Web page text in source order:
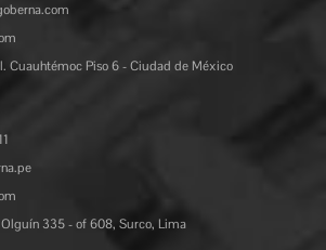
Cuauhtémoc Piso 6 - Ciudad de México
335 - of 608, Surco, Lima